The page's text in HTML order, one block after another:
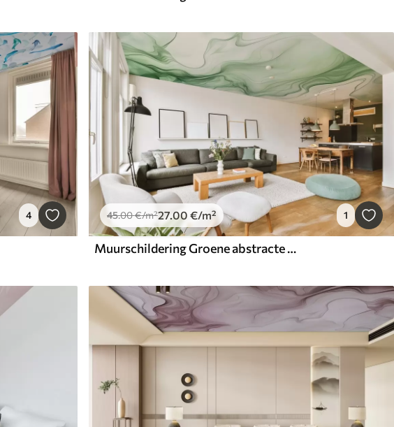
4 45.00€/m²27.00 €/m² 1
Muurschildering Groene abstracte golven op een lichte achtergrond